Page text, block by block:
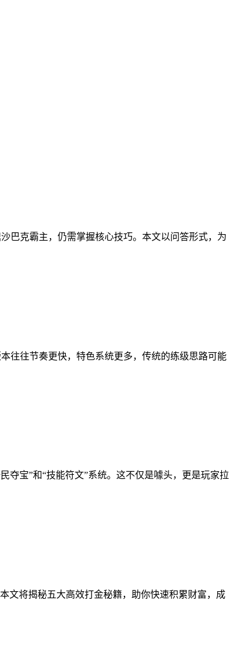
巴克霸主，仍需掌握核心技巧。本文以问答形式，为
往往节奏更快，特色系统更多，传统的练级思路可能
夺宝”和“技能符文”系统。这不仅是噱头，更是玩家拉
文将揭秘五大高效打金秘籍，助你快速积累财富，成